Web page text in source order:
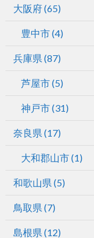
大阪府(65)
豊中市(4)
兵庫県 (87)
芦屋市(5)
神戸市(31)
奈良県 (17)
大和郡山市(1)
和歌山県 (5)
鳥取県 (7)
島根県 (12)